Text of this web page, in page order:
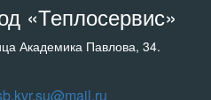
«Теплосервис»
Академика Павлова, 34.